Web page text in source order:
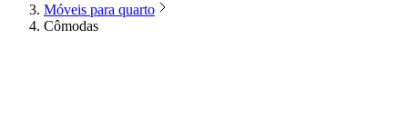
Móveis para quarto
Cômodas